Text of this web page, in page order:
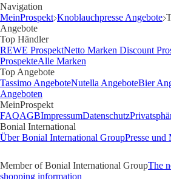
Navigation
MeinProspekt Knoblauchpresse Angebote
Angebote
Top Händler
REWE ProspektNetto Marken Discount
ProspekteAlle Marken
Top Angebote
Tassimo AngeboteNutella AngeboteBier
Angeboten
MeinProspekt
FAQAGBImpressumDatenschutz
Bonial International
Über Bonial International GroupPresse und
Member of Bonial International GroupThe
shopping information